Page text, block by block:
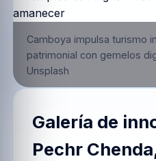
Camboya impulsa turismo
patrimonial con gemelos
Unsplash
Galería de
Pechr